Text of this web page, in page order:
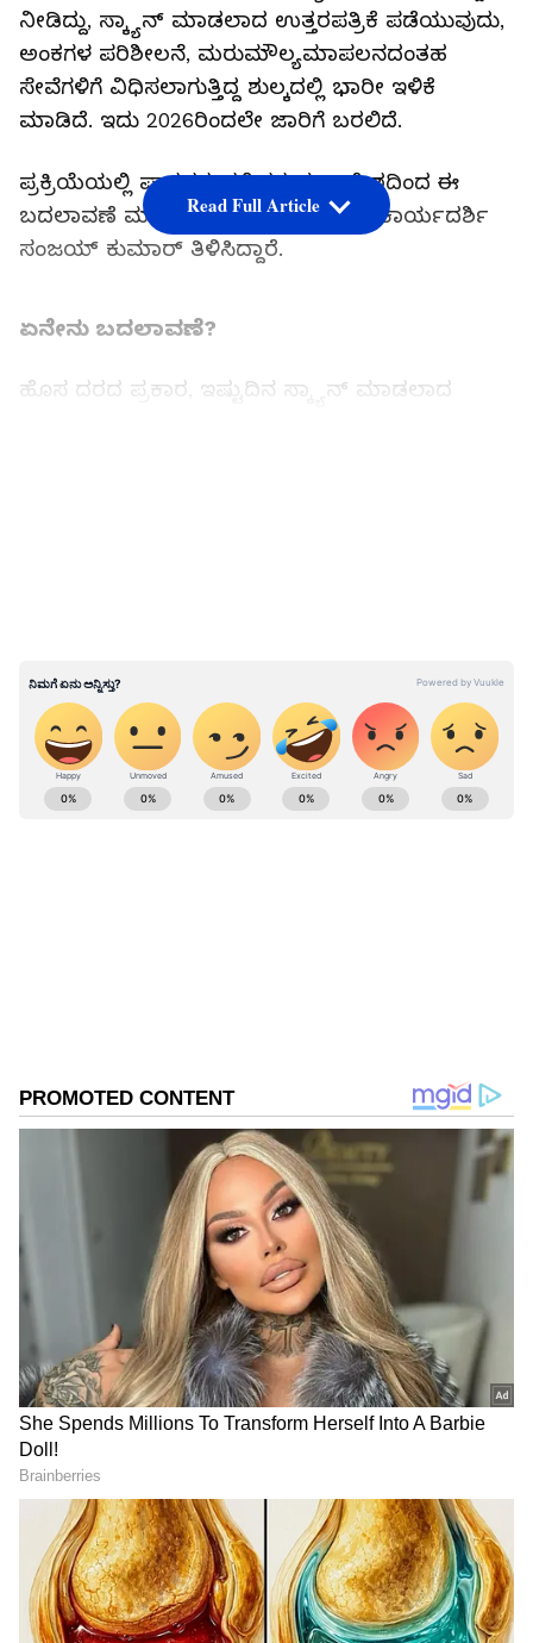
ನೀಡಿದ್ದು, ಸ್ಕ್ಯಾನ್‌ ಮಾಡಲಾದ ಉತ್ತರಪತ್ರಿಕೆ ಪಡೆಯುವುದು,
ಅಂಕಗಳ ಪರಿಶೀಲನೆ, ಮರುಮೌಲ್ಯಮಾಪಲನದಂತಹ
ಸೇವೆಗಳಿಗೆ ವಿಧಿಸಲಾಗುತ್ತಿದ್ದ ಶುಲ್ಕದಲ್ಲಿ ಭಾರೀ ಇಳಿಕೆ
ಮಾಡಿದೆ. ಇದು 2026ರಿಂದಲೇ ಜಾರಿಗೆ ಬರಲಿದೆ.
ಪ್ರಕ್ರಿಯೆಯಲ್ಲಿ ಪಾರದರ್ಶಕತೆ ತರುವ ಉದ್ದೇಶದಿಂದ ಈ
ಬದಲಾವಣೆ ಮಾಡಿರುವುದಾಗಿ ಶಾಲಾ ಶಿಕ್ಷಣ ಕಾರ್ಯದರ್ಶಿ
ಸಂಜಯ್ ಕುಮಾರ್ ತಿಳಿಸಿದ್ದಾರೆ.
ಏನೇನು ಬದಲಾವಣೆ?
ಹೊಸ ದರದ ಪ್ರಕಾರ, ಇಷ್ಟುದಿನ ಸ್ಕ್ಯಾನ್‌ ಮಾಡಲಾದ
ಸಿಬಿಎಸ್‌ಇ ವಿದ್ಯಾರ್ಥಿಗಳಿಗೆ ಬಿಗ್ ಅಪ್‌ಡೇಟ್: 9ನೇ
ತರಗತಿಯಿಂದ 3 ಭಾಷೆಗಳ ಕಲಿಕೆ ಕಡ್ಡಾಯ!
ಸಿಬಿಎಸ್‌ಇ 6ನೇ ಕ್ಲಾಸ್‌ನಿಂದ ತ್ರಿಭಾಷೆ ಕಲಿಕೆ ಕಡ್ಡಾಯ;
ದ್ವಿಭಾಷಾ ಸೂತ್ರದತ್ತ ಕರ್ನಾಟಕ ಒಲವು ತೋರಿದ
ಬೆನ್ನಲ್ಲೇ ಹೊಸ ಬದಲಾವಣೆ ಜಾರಿ
Read Full Article
ABOUT THE AUTHOR
DOWNLOAD APP